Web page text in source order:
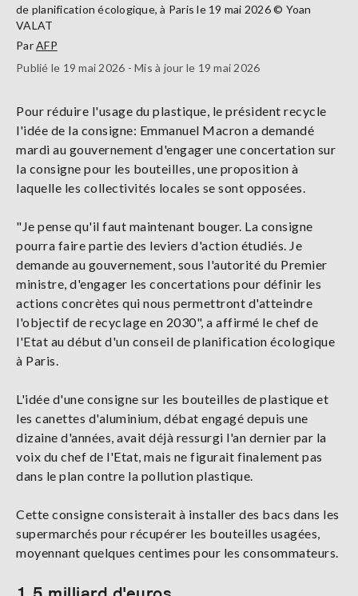
de planification écologique, à Paris le 19 mai 2026 © Yoan
VALAT
ParAFP
Publié le 19 mai 2026 - Mis à jour le 19 mai 2026
Pour réduire l'usage du plastique, le président recycle
l'idée de la consigne: Emmanuel Macron a demandé
mardi au gouvernement d'engager une concertation sur
la consigne pour les bouteilles, une proposition à
laquelle les collectivités locales se sont opposées.
"Je pense qu'il faut maintenant bouger. La consigne
pourra faire partie des leviers d'action étudiés. Je
demande au gouvernement, sous l'autorité du Premier
ministre, d'engager les concertations pour définir les
actions concrètes qui nous permettront d'atteindre
l'objectif de recyclage en 2030", a affirmé le chef de
l'Etat au début d'un conseil de planification écologique
à Paris.
L'idée d'une consigne sur les bouteilles de plastique et
les canettes d'aluminium, débat engagé depuis une
dizaine d'années, avait déjà ressurgi l'an dernier par la
voix du chef de l'Etat, mais ne figurait finalement pas
dans le plan contre la pollution plastique.
Cette consigne consisterait à installer des bacs dans les
supermarchés pour récupérer les bouteilles usagées,
moyennant quelques centimes pour les consommateurs.